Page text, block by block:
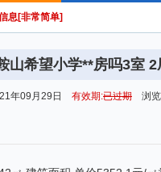
息[非常简单]
山希望小学**房吗3室
年09月29日 有效期:已过期 浏览